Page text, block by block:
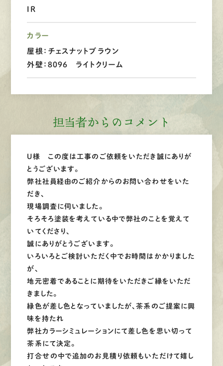
IR
カラー
屋根：チェスナットブラウン
外壁：8096 ライトクリーム
担当者からのコメント
U様 この度は工事のご依頼をいただき誠にありが
とうございます。
弊社社員経由のご紹介からのお問い合わせをいた
だき、
現場調査に伺いました。
そろそろ塗装を考えている中で弊社のことを覚えて
いてくださり、
誠にありがとうございます。
いろいろとご検討いただく中でお時間はかかりました
が、
地元密着であることに期待をいただきご縁をいただ
きました。
緑色が差し色となっていましたが、茶系のご提案に興
味を持たれ
弊社カラーシミュレーションにて差し色を思い切って
茶系にて決定。
打合せの中で追加のお見積り依頼もいただけて嬉し